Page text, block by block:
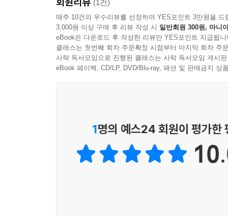
“스스로를 속여선 안 된다. 불만스럽다는 식의
자들부터 간 커진 추종자들까지 난 쭉 뻗은 길을
뭐라도 하라.” (102~103쪽)
인종 문제는 록산 게이가 가장 통렬하고 무겁게 다
문화비평은 문화 창작자이자 열렬한 소비자인
영향을 미치는 제도적 문제가 엄연히 존재한다.
와칸다』를 집필한 창작자로서 대중성과 작품
때문에 창작자들은 크고 작은 선택의 문제에
(1건)
매주 10건의 우수리뷰를 선정하여 YES포인트 3만원을 드
3,000원 이상 구매 후 리뷰 작성 시 일반회원 300원, 마니
eBook은 다운로드 후 작성한 리뷰만 YES포인트 지급됩니
클래스는 첫번째 회차 주문확정 시점부터 마지막 회차 주
사락 독서모임으로 진행된 클래스는 사락 독서모임 게시
eBook 페이백, CD/LP, DVD/Blu-ray, 패션 및 판매금지 상
1명의 예스24 회원이 평가한